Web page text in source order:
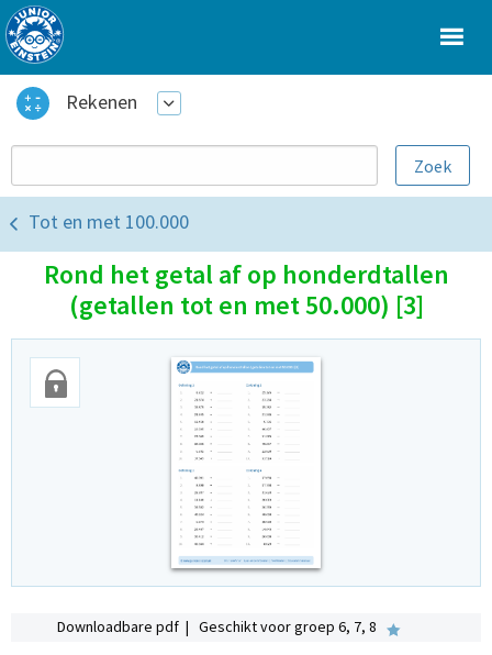
Rekenen
Tot en met 100.000
Rond het getal af op honderdtallen
(getallen tot en met 50.000) [3]
Downloadbare pdf | Geschikt voor groep 6, 7, 8